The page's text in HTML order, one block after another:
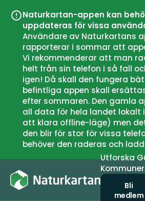
Naturkartan-appen kan
uppdateras för vissa
Användare av Naturkartans
rapporterar i sommar att
Vi rekommenderar att man
helt från sin telefon i så fall
igen! Då skall den fungera
befintliga appen skall
efter sommaren. Den gamla
all data för hela landet lokalt
att klara offline-läge) men
den blir för stor för vissa
behöver den raderas och
Utforska
Kommuner
Bli
medlem